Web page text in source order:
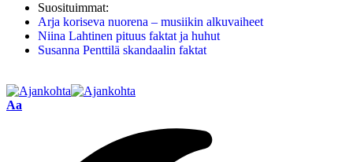
Suosituimmat:
Arja koriseva nuorena – musiikin alkuvaiheet
Niina Lahtinen pituus faktat ja huhut
Susanna Penttilä skandaalin faktat
Aa